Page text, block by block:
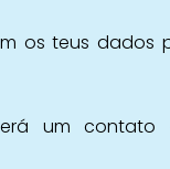
os teus dados
um contato